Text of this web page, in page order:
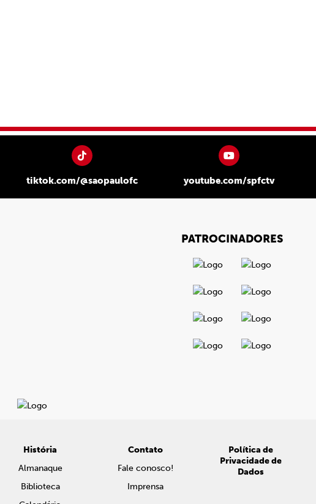
tiktok.com/@saopaulofc youtube.com/spfctv
PATROCINADORES
História
Almanaque
Biblioteca
Contato
Fale conosco!
Imprensa
Política de
Privacidade de
Dados